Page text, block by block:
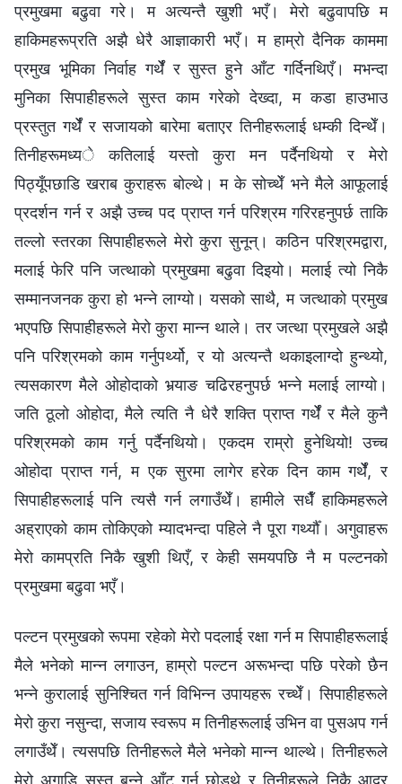
प्रमुखमा बढुवा गरे। म अत्यन्तै खुशी भएँ। मेरो बढुवापछि म
हाकिमहरूप्रति अझै धेरै आज्ञाकारी भएँ। म हाम्रो दैनिक काममा
प्रमुख भूमिका निर्वाह गर्थेँ र सुस्त हुने आँट गर्दिनथिएँ। मभन्दा
मुनिका सिपाहीहरूले सुस्त काम गरेको देख्दा, म कडा हाउभाउ
प्रस्तुत गर्थेँ र सजायको बारेमा बताएर तिनीहरूलाई धम्की दिन्थेँ।
तिनीहरूमध्ये कतिलाई यस्तो कुरा मन पर्दैनथियो र मेरो
पिठ्यूँपछाडि खराब कुराहरू बोल्थे। म के सोच्थेँ भने मैले आफूलाई
प्रदर्शन गर्न र अझै उच्‍च पद प्राप्त गर्न परिश्रम गरिरहनुपर्छ ताकि
तल्‍लो स्तरका सिपाहीहरूले मेरो कुरा सुनून्। कठिन परिश्रमद्वारा,
मलाई फेरि पनि जत्थाको प्रमुखमा बढुवा दिइयो। मलाई त्यो निकै
सम्‍मानजनक कुरा हो भन्‍ने लाग्यो। यसको साथै, म जत्थाको प्रमुख
भएपछि सिपाहीहरूले मेरो कुरा मान्‍न थाले। तर जत्था प्रमुखले अझै
पनि परिश्रमको काम गर्नुपर्थ्यो, र यो अत्यन्तै थकाइलाग्दो हुन्थ्यो,
त्यसकारण मैले ओहोदाको भर्‍याङ चढिरहनुपर्छ भन्‍ने मलाई लाग्यो।
जति ठूलो ओहोदा, मैले त्यति नै धेरै शक्ति प्राप्त गर्थेँ र मैले कुनै
परिश्रमको काम गर्नु पर्दैनथियो। एकदम राम्रो हुनेथियो! उच्‍च
ओहोदा प्राप्त गर्न, म एक सुरमा लागेर हरेक दिन काम गर्थेँ, र
सिपाहीहरूलाई पनि त्यसै गर्न लगाउँथेँ। हामीले सधैँ हाकिमहरूले
अह्राएको काम तोकिएको म्यादभन्दा पहिले नै पूरा गर्थ्यौँ। अगुवाहरू
मेरो कामप्रति निकै खुशी थिएँ, र केही समयपछि नै म पल्टनको
प्रमुखमा बढुवा भएँ।
पल्टन प्रमुखको रूपमा रहेको मेरो पदलाई रक्षा गर्न म सिपाहीहरूलाई
मैले भनेको मान्‍न लगाउन, हाम्रो पल्टन अरूभन्दा पछि परेको छैन
भन्‍ने कुरालाई सुनिश्‍चित गर्न विभिन्‍न उपायहरू रच्थेँ। सिपाहीहरूले
मेरो कुरा नसुन्दा, सजाय स्वरूप म तिनीहरूलाई उभिन वा पुसअप गर्न
लगाउँथेँ। त्यसपछि तिनीहरूले मैले भनेको मान्‍न थाल्थे। तिनीहरूले
मेरो अगाडि सुस्त बन्‍ने आँट गर्न छोड्थे र तिनीहरूले निकै आदर